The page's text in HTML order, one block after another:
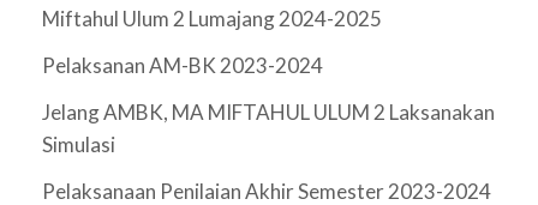
Miftahul Ulum 2 Lumajang 2024-2025
Pelaksanan AM-BK 2023-2024
Jelang AMBK, MA MIFTAHUL ULUM 2 Laksanakan
Simulasi
Pelaksanaan Penilaian Akhir Semester 2023-2024